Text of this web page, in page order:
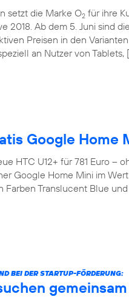
setzt die Marke O2 für ihre
2018. Ab dem 5. Juni sind
Preisen in den
an Nutzer von Tablets,
Google Home
HTC U12+ für 781 Euro –
Google Home Mini im
Farben Translucent Blue
BEI DER STARTUP-FÖRDERUNG: